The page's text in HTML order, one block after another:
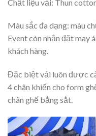
Chất liệu vải: Thun
Màu sắc đa dạng: màu
Event còn nhận đặt may
khách hàng.
Đặc biệt vải luôn được
4 chân khiến cho form
chân ghế bằng sắt.